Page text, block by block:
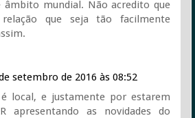
âmbito mundial. Não acredito que
que seja tão facilmente
setembro de 2016 às 08:52
local, e justamente por estarem
apresentando as novidades do